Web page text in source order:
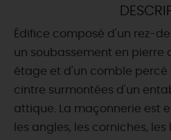
CE
CETTE
Édifice composé d'un rez-
un soubassement en pierre
étage et d'un comble percé
cintre surmontées d'un
attique. La maçonnerie est
les angles, les corniches,